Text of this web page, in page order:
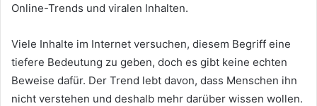
Online-Trends und viralen Inhalten.
Viele Inhalte im Internet versuchen, diesem Begriff eine
tiefere Bedeutung zu geben, doch es gibt keine echten
Beweise dafür. Der Trend lebt davon, dass Menschen ihn
nicht verstehen und deshalb mehr darüber wissen wollen.